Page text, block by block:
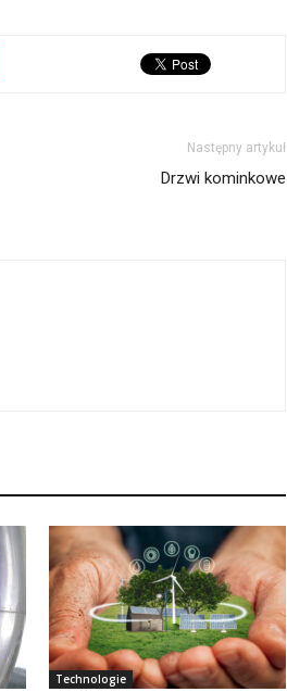
Następny artykuł
Drzwi kominkowe
Technologie